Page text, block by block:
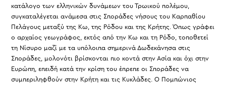
κατάλογο των ελληνικών δυνάμεων του Τρωικού πολέμου,
συγκαταλέγεται ανάμεσα στις Σποράδες νήσους του Καρπαθίου
Πελάγους μεταξύ της Κω, της Ρόδου και της Κρήτης. Όπως γράφει
ο αρχαίος γεωγράφος, εκτός από την Κω και τη Ρόδο, τοποθετεί
τη Νίσυρο μαζί με τα υπόλοιπα σημερινά Δωδεκάνησα στις
Σποράδες, μολονότι βρίσκονται πιο κοντά στην Ασία και όχι στην
Ευρώπη, επειδή κατά την κρίση του έπρεπε οι Σποράδες να
συμπεριληφθούν στην Κρήτη και τις Κυκλάδες. Ο Πομπώνιος